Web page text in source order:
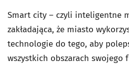
Smart city – czyli inteligentne
zakładająca, że miasto
technologie do tego, aby
wszystkich obszarach swojego